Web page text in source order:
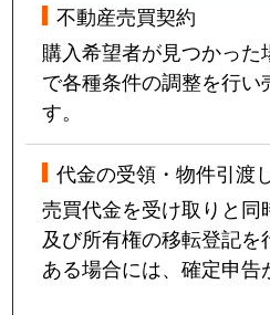
不動産売買契約
購入希望者が見つかっ
で各種条件の調整を行い
す。
代金の受領・物件引渡
売買代金を受け取りと同
及び所有権の移転登記
ある場合には、確定申告